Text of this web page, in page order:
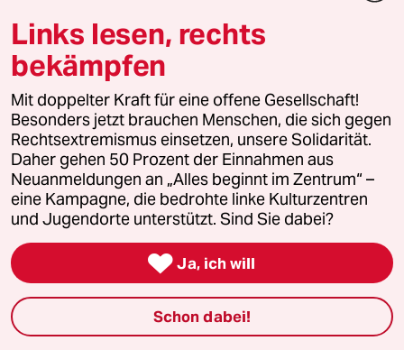
Die Emp­fän­ge­r:in­nen waren
Parlamentsabgeordnete der prokurdischen HDP,
die von Teilen der Erdoğan-Regierung schon lange
als „Terroristen“ denunziert werden.
Auch der kurdischstämmige Journalist Hayri
Demir hat im Oktober 2020 Drohungen erhalten
und Anzeige erstattet. Die Drohungen kamen von
Tayfun K.s Accounts. Ein kurzes Schreiben, das
Demir von der Staatsanwaltschaft im April 2021
erhalten hat, zeigt, wie die staatlichen Behörden
in der Türkei mit dem Fall umgehen.
Die Staatsanwaltschaft schreibt, dass die
Links lesen, rechts
bekämpfen
Mit doppelter Kraft für eine offene Gesellschaft!
Besonders jetzt brauchen Menschen, die sich gegen
Rechtsextremismus einsetzen, unsere Solidarität.
Daher gehen 50 Prozent der Einnahmen aus
Neuanmeldungen an „Alles beginnt im Zentrum“ –
eine Kampagne, die bedrohte linke Kulturzentren
und Jugendorte unterstützt. Sind Sie dabei?
 Ja, ich will
Schon dabei!